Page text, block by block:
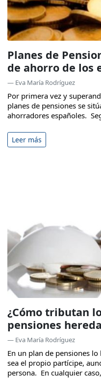
Planes de
de ahorro de los
— Eva María Rodríguez
Por primera vez y
planes de pensiones se
ahorradores españoles.
Leer más
¿Cómo tributan
pensiones
— Eva María Rodríguez
En un plan de pensiones
sea el propio partícipe,
persona. En cualquier